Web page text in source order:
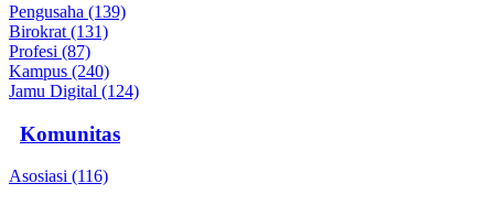
Pengusaha (139)
Birokrat (131)
Profesi (87)
Kampus (240)
Jamu Digital (124)
Komunitas
Asosiasi (116)